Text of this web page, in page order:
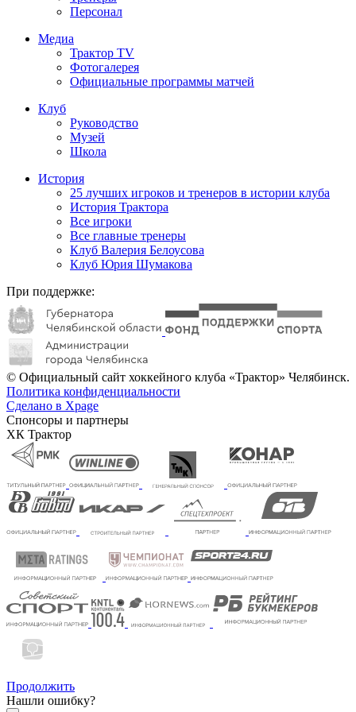
Персонал
Медиа
Трактор TV
Фотогалерея
Официальные программы матчей
Клуб
Руководство
Музей
Школа
История
25 лучших игроков и тренеров в истории клуба
История Трактора
Все игроки
Все главные тренеры
Клуб Валерия Белоусова
Клуб Юрия Шумакова
При поддержке:
© Официальный сайт хоккейного клуба «Трактор» Челябинск.
Политика конфиденциальности
Сделано в Xpage
Спонсоры и партнеры
ХК Трактор
Продолжить
Нашли ошибку?